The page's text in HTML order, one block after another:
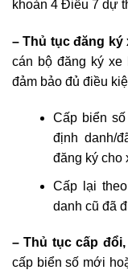
khoản 4 Điều 7 dự
– Thủ tục đăng ký
cán bộ đăng ký
đảm bảo đủ điều
Cấp biển
định danh/
đăng ký cho
Cấp lại
danh cũ đã
– Thủ tục cấp
cấp biển số mới